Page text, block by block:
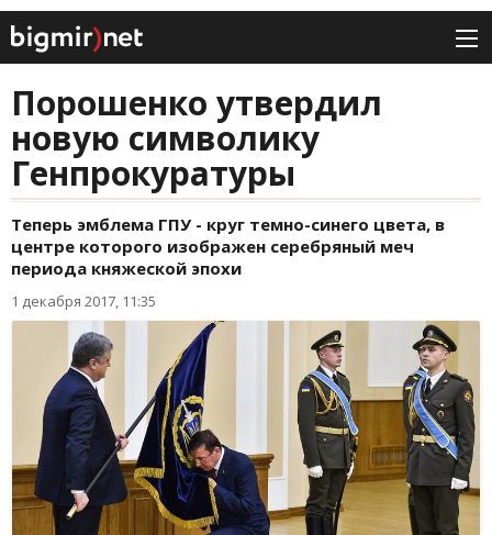
Порошенко утвердил
новую символику
Генпрокуратуры
Теперь эмблема ГПУ - круг темно-синего цвета, в
центре которого изображен серебряный меч
периода княжеской эпохи
1 декабря 2017, 11:35